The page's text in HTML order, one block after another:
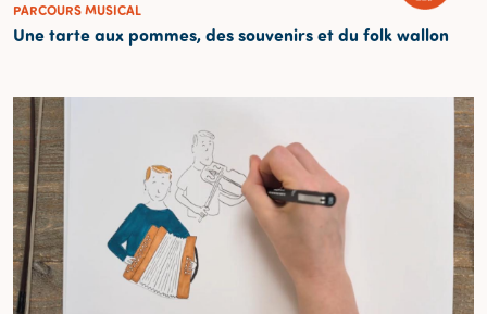
PARCOURS MUSICAL
Une tarte aux pommes, des souvenirs et du folk wallon